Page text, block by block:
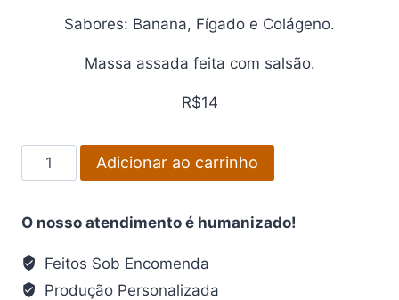
Sabores: Banana, Fígado e Colágeno.
Massa assada feita com salsão.
R$14
Muffin
quantidade
Adicionar ao carrinho
O nosso atendimento é humanizado!
Feitos Sob Encomenda
Produção Personalizada